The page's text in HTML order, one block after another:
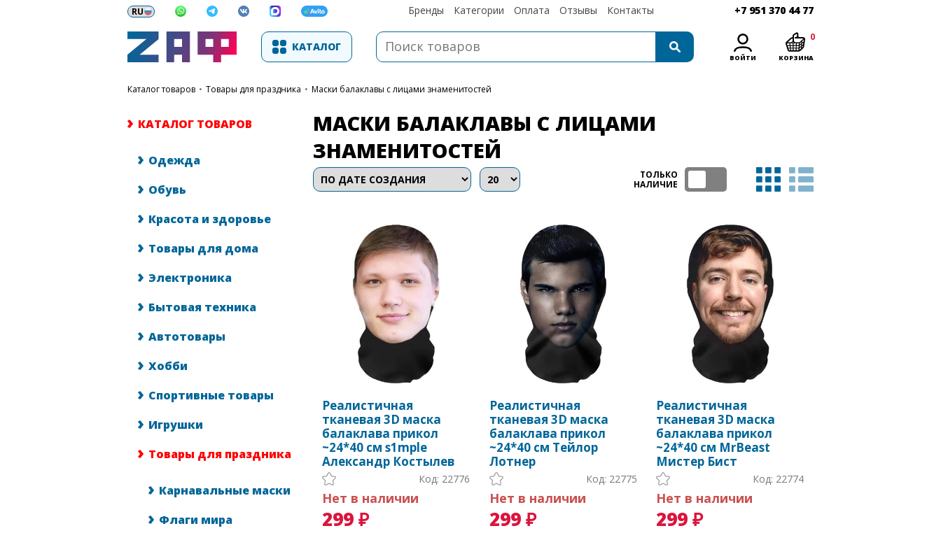
Бренды Категории Оплата Отзывы Контакты +7 951 370 44 77
КАТАЛОГ
ВОЙТИ КОРЗИНА
0
каталог товаров • Товары для праздника • Маски балаклавы с лицами знаменитостей
КАТАЛОГ ТОВАРОВ
Одежда
Обувь
Красота и здоровье
Товары для дома
Электроника
Бытовая техника
Автотовары
Хобби
Спортивные товары
Игрушки
Товары для праздника
Карнавальные маски
Флаги мира
МАСКИ БАЛАКЛАВЫ С ЛИЦАМИ
ЗНАМЕНИТОСТЕЙ
ТОЛЬКО
НАЛИЧИЕ
Реалистичная
тканевая 3D маска
балаклава прикол
~24*40 см s1mple
Александр Костылев
Код: 22776
Нет в наличии
299 ₽
Реалистичная
тканевая 3D маска
балаклава прикол
~24*40 см Тейлор
Лотнер
Код: 22775
Нет в наличии
299 ₽
Реалистичная
тканевая 3D маска
балаклава прикол
~24*40 см MrBeast
Мистер Бист
Код: 22774
Нет в наличии
299 ₽